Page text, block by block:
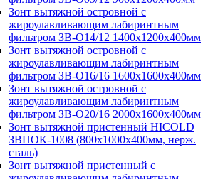
Зонт вытяжной островной с
жироулавливающим лабиринтным
фильтром ЗВ-О14/12 1400х1200х400мм
Зонт вытяжной островной с
жироулавливающим лабиринтным
фильтром ЗВ-О16/16 1600х1600х400мм
Зонт вытяжной островной с
жироулавливающим лабиринтным
фильтром ЗВ-О20/16 2000х1600х400мм
Зонт вытяжной пристенный HICOLD
ЗВПОК-1008 (800х1000х400мм, нерж.
сталь)
Зонт вытяжной пристенный с